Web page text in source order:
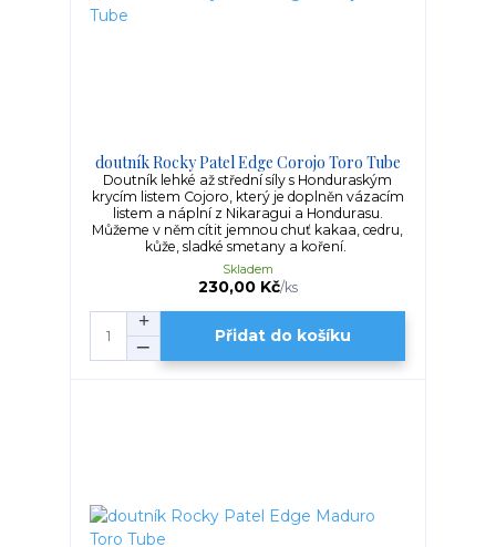
doutník Rocky Patel Edge Corojo Toro Tube
Doutník lehké až střední síly s Honduraským
krycím listem Cojoro, který je doplněn vázacím
listem a náplní z Nikaragui a Hondurasu.
Můžeme v něm cítit jemnou chuť kakaa, cedru,
kůže, sladké smetany a koření.
230,00 Kč/ks
Skladem
Přidat do košíku